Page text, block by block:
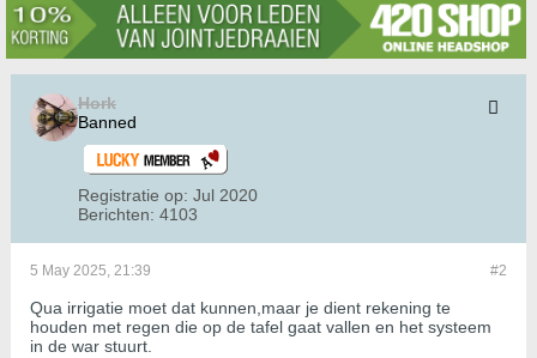
Hork
Banned
Registratie op: Jul 2020
Berichten: 4103
#2
5 May 2025, 21:39
Qua irrigatie moet dat kunnen,maar je dient rekening te
houden met regen die op de tafel gaat vallen en het systeem
in de war stuurt.